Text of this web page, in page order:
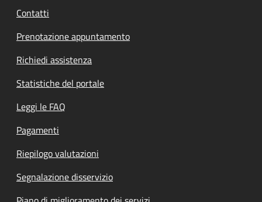
Contatti
Prenotazione appuntamento
Richiedi assistenza
Statistiche del portale
Leggi le FAQ
Pagamenti
Riepilogo valutazioni
Segnalazione disservizio